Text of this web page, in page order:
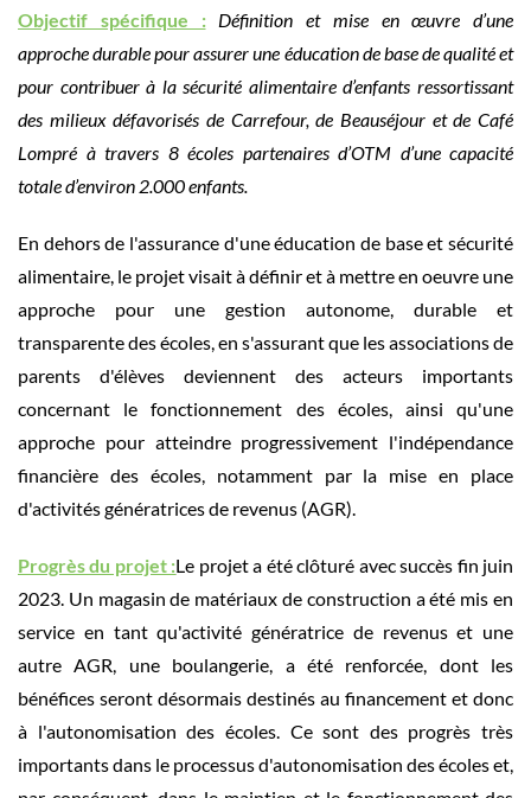
Objectif spécifique :
Définition et mise en œuvre d’une
approche durable pour assurer une éducation de base de qualité et
pour contribuer à la sécurité alimentaire d’enfants ressortissant
des milieux défavorisés de Carrefour, de Beauséjour et de Café
Lompré à travers 8 écoles partenaires d’OTM d’une capacité
totale d’environ 2.000 enfants.
En dehors de l'assurance d'une éducation de base et sécurité
alimentaire, le projet visait à définir et à mettre en oeuvre une
approche pour une gestion autonome, durable et
transparente des écoles, en s'assurant que les associations de
parents d'élèves deviennent des acteurs importants
concernant le fonctionnement des écoles, ainsi qu'une
approche pour atteindre progressivement l'indépendance
financière des écoles, notamment par la mise en place
d'activités génératrices de revenus (AGR).
Progrès du projet :Le projet a été clôturé avec succès fin juin
2023. Un magasin de matériaux de construction a été mis en
service en tant qu'activité génératrice de revenus et une
autre AGR, une boulangerie, a été renforcée, dont les
bénéfices seront désormais destinés au financement et donc
à l'autonomisation des écoles. Ce sont des progrès très
importants dans le processus d'autonomisation des écoles et,